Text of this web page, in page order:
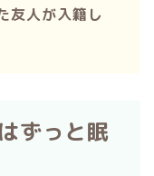
友人が入籍し
ずっと眠